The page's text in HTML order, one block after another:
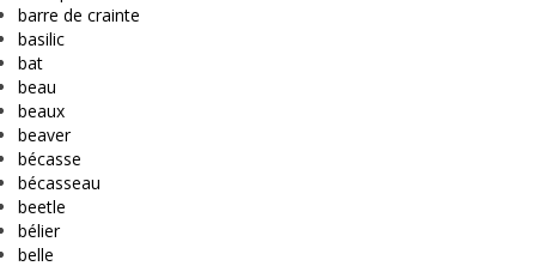
barre de crainte
basilic
bat
beau
beaux
beaver
bécasse
bécasseau
beetle
bélier
belle